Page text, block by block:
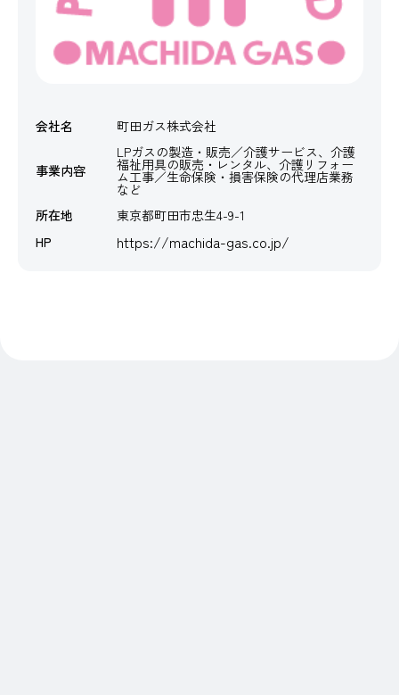
会社名 町田ガス株式会社
事業内容
LPガスの製造・販売／介護サービス、介護
福祉用具の販売・レンタル、介護リフォー
ム工事／生命保険・損害保険の代理店業務
など
所在地
東京都町田市忠生4-9-1
HP
https://machida-gas.co.jp/